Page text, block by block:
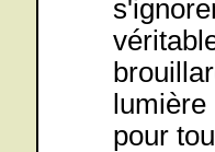
pour